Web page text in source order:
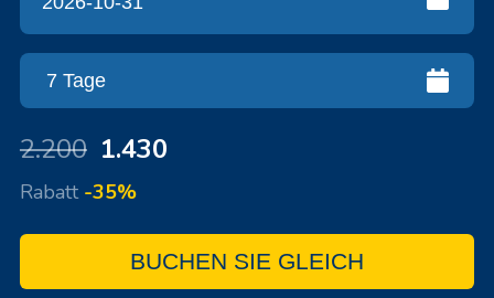
2.200 1.430
Rabatt -35%
BUCHEN SIE GLEICH